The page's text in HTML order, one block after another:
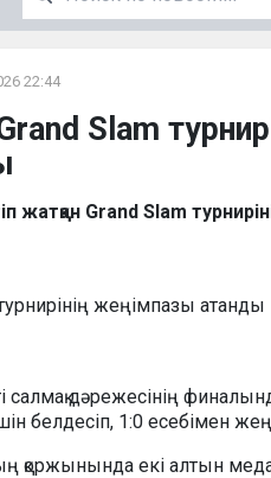
22:44
Slam
жатқан Grand Slam
салмақ дәрежесінің
белдесіп, 1:0 есебімен
қоржынында екі алтын